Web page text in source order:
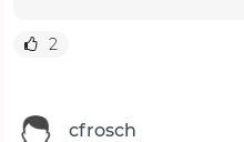
2
cfrosch